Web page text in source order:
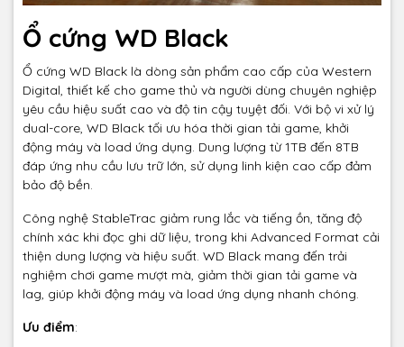
Ổ cứng WD Black
Ổ cứng WD Black là dòng sản phẩm cao cấp của Western
Digital, thiết kế cho game thủ và người dùng chuyên nghiệp
yêu cầu hiệu suất cao và độ tin cậy tuyệt đối. Với bộ vi xử lý
dual-core, WD Black tối ưu hóa thời gian tải game, khởi
động máy và load ứng dụng. Dung lượng từ 1TB đến 8TB
đáp ứng nhu cầu lưu trữ lớn, sử dụng linh kiện cao cấp đảm
bảo độ bền.
Công nghệ StableTrac giảm rung lắc và tiếng ồn, tăng độ
chính xác khi đọc ghi dữ liệu, trong khi Advanced Format cải
thiện dung lượng và hiệu suất. WD Black mang đến trải
nghiệm chơi game mượt mà, giảm thời gian tải game và
lag, giúp khởi động máy và load ứng dụng nhanh chóng.
Ưu điểm: